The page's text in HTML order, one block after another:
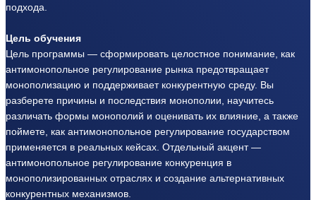
подхода.
Цель обучения
Цель программы — сформировать целостное понимание, как
антимонопольное регулирование рынка предотвращает
монополизацию и поддерживает конкурентную среду. Вы
разберете причины и последствия монополии, научитесь
различать формы монополий и оценивать их влияние, а также
поймете, как антимонопольное регулирование государством
применяется в реальных кейсах. Отдельный акцент —
антимонопольное регулирование конкуренция в
монополизированных отраслях и создание альтернативных
конкурентных механизмов.